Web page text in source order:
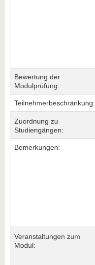
Bewertung der
Modulprüfung:
Teilnehmerbeschränkung:
Zuordnung zu
Studiengängen:
Bemerkungen:
Veranstaltungen zum
Modul: